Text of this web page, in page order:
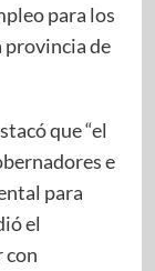
para los
provincia de
que “el
e
para
el
con